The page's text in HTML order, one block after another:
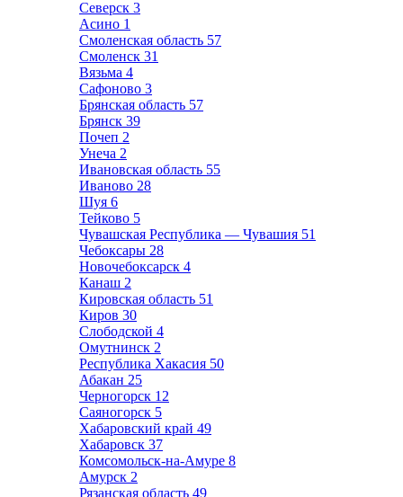
Северск 3
Асино 1
Смоленская область 57
Смоленск 31
Вязьма 4
Сафоново 3
Брянская область 57
Брянск 39
Почеп 2
Унеча 2
Ивановская область 55
Иваново 28
Шуя 6
Тейково 5
Чувашская Республика — Чувашия 51
Чебоксары 28
Новочебоксарск 4
Канаш 2
Кировская область 51
Киров 30
Слободской 4
Омутнинск 2
Республика Хакасия 50
Абакан 25
Черногорск 12
Саяногорск 5
Хабаровский край 49
Хабаровск 37
Комсомольск-на-Амуре 8
Амурск 2
Рязанская область 49